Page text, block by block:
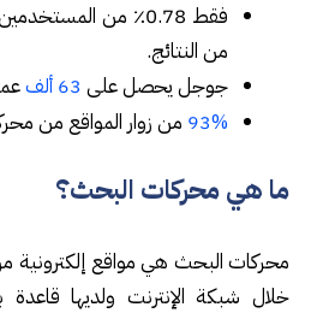
فقط 0.78٪ من
من النتائج.
جوجل يحصل على 63 ألف
93% من زوار المواقع من
ما هي محركات البحث؟
محركات البحث هي مواقع إلكترونية
خلال شبكة الإنترنت ولديها